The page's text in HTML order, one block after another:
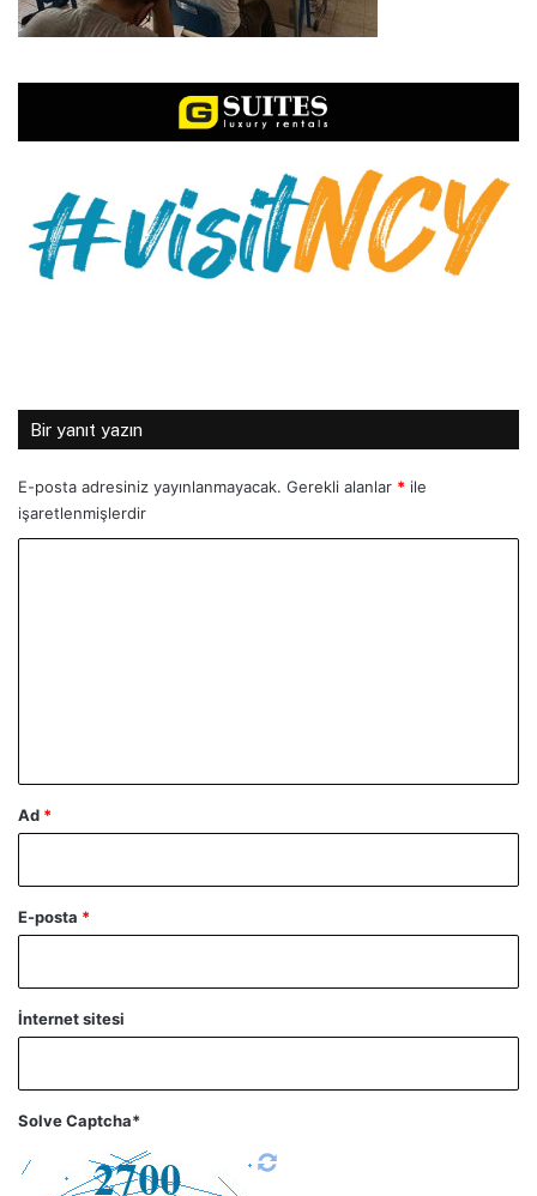
Bir yanıt yazın
E-posta adresiniz yayınlanmayacak. Gerekli alanlar * ile
işaretlenmişlerdir
Ad *
E-posta *
İnternet sitesi
Solve Captcha*